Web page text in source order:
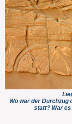
Wo war der Durchzug
statt? War